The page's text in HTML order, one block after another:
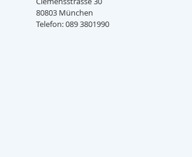
80803 München
Telefon: 089 3801990